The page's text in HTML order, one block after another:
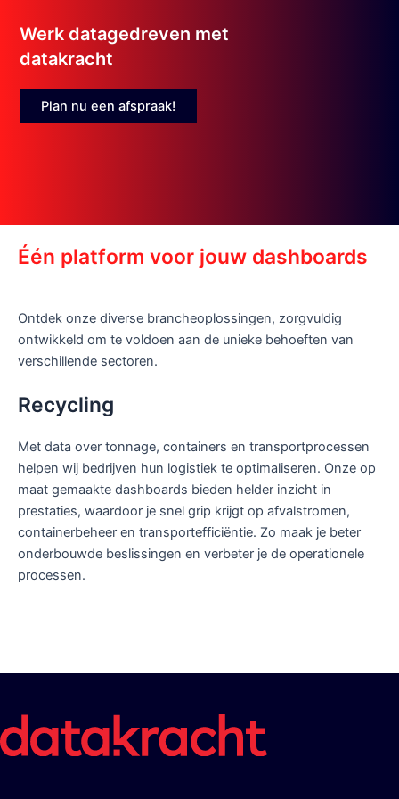
Werk datagedreven met
datakracht
Plan nu een afspraak!
Één platform voor jouw dashboards
Ontdek onze diverse brancheoplossingen, zorgvuldig
ontwikkeld om te voldoen aan de unieke behoeften van
verschillende sectoren.
Recycling
Met data over tonnage, containers en transportprocessen
helpen wij bedrijven hun logistiek te optimaliseren. Onze op
maat gemaakte dashboards bieden helder inzicht in
prestaties, waardoor je snel grip krijgt op afvalstromen,
containerbeheer en transportefficiëntie. Zo maak je beter
onderbouwde beslissingen en verbeter je de operationele
processen.